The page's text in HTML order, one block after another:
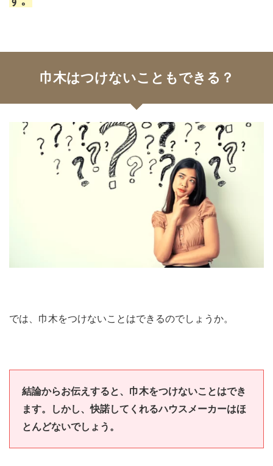
巾木はつけないこともできる？
では、巾木をつけないことはできるのでしょうか。
結論からお伝えすると、巾木をつけないことはでき
ます。しかし、快諾してくれるハウスメーカーはほ
とんどないでしょう。